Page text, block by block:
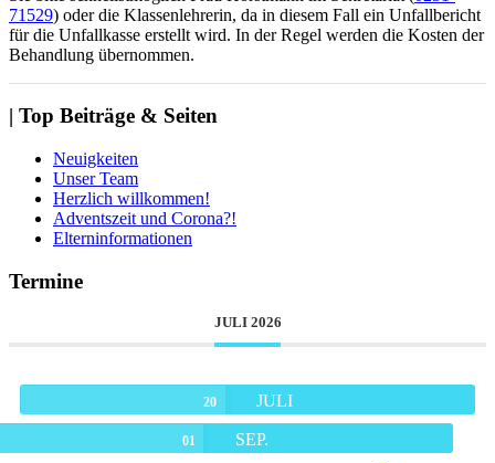
71529) oder die Klassenlehrerin, da in diesem Fall ein Unfallbericht
für die Unfallkasse erstellt wird. In der Regel werden die Kosten der
Behandlung übernommen.
| Top Beiträge & Seiten
Neuigkeiten
Unser Team
Herzlich willkommen!
Adventszeit und Corona?!
Elterninformationen
Termine
JULI 2026
20 JULI
01 SEP.